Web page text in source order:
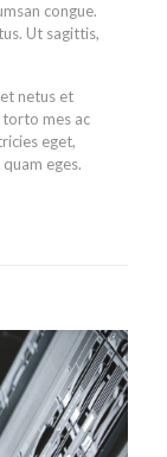
congue.
Ut sagittis,
netus et
torto mes ac
eget,
eges.